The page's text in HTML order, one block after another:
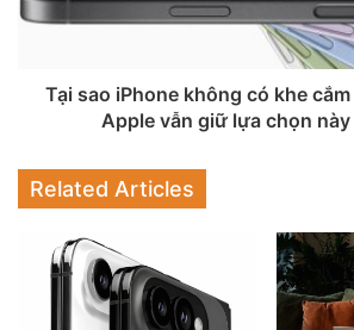
loại bỏ phần cứng này khỏi dòng sản
Tại sao iPhone không có khe
Apple vẫn giữ lựa chọn
Related Articles